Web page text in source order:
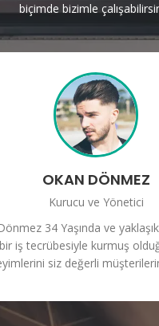
biçimde bizimle
OKAN DÖNMEZ
Kurucu ve Yönetici
34 Yaşında ve
iş tecrübesiyle kurmuş
siz değerli